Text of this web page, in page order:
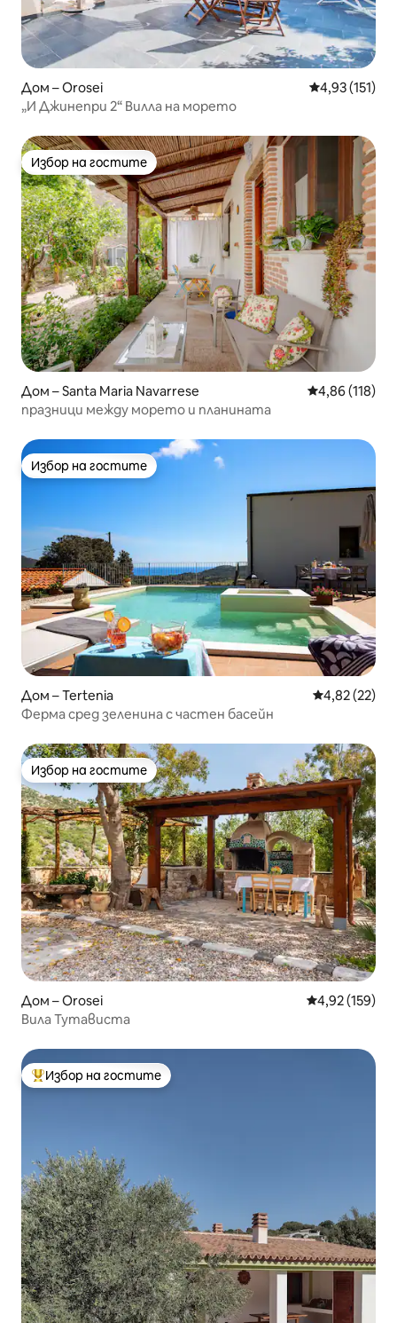
Дом – Orosei Средна
4,93 (151)
„И Джинепри 2“ Вилла на морето
Избор на гостите
Избор на гостите
Дом – Santa Maria Navarrese Средна
4,86 (118)
празници между морето и планината
Избор на гостите
Избор на гостите
Дом – Tertenia Средна
4,82 (22)
Ферма сред зеленина с частен басейн
Избор на гостите
Избор на гостите
Дом – Orosei Средна
4,92 (159)
Вила Тутависта
Най-популярен избор на гостите
Избор на гостите